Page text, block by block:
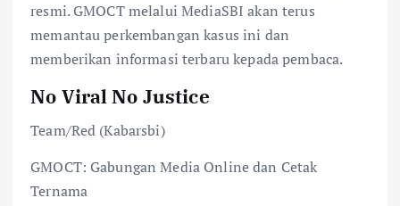
resmi. GMOCT melalui MediaSBI akan terus
memantau perkembangan kasus ini dan
memberikan informasi terbaru kepada pembaca.
No Viral No Justice
Team/Red (Kabarsbi)
GMOCT: Gabungan Media Online dan Cetak
Ternama